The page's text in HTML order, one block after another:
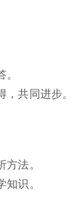
共同进步。
法。
识。